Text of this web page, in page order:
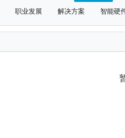
职业发展 解决方案 智能硬